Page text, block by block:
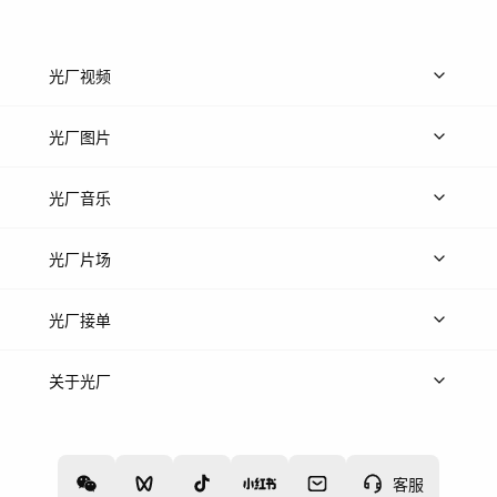
客服
光厂视频
上传视频
光厂图片
上传图片
光厂音乐
热门音乐
光厂片场
上传案例
光厂接单
上架服务
关于光厂